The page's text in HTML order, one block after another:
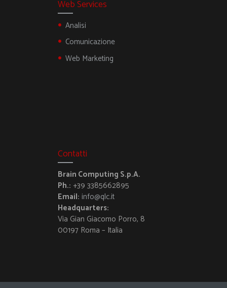
Web Services
Analisi
Comunicazione
Web Marketing
Contatti
Brain Computing S.p.A.
Ph.: +39 3385662895
Email: info@qlc.it
Headquarters:
Via Gian Giacomo Porro, 8
00197 Roma – Italia